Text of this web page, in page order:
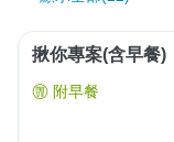
揪你專案(含早餐)
附早餐